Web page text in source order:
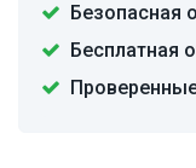
Безопасная
Бесплатная